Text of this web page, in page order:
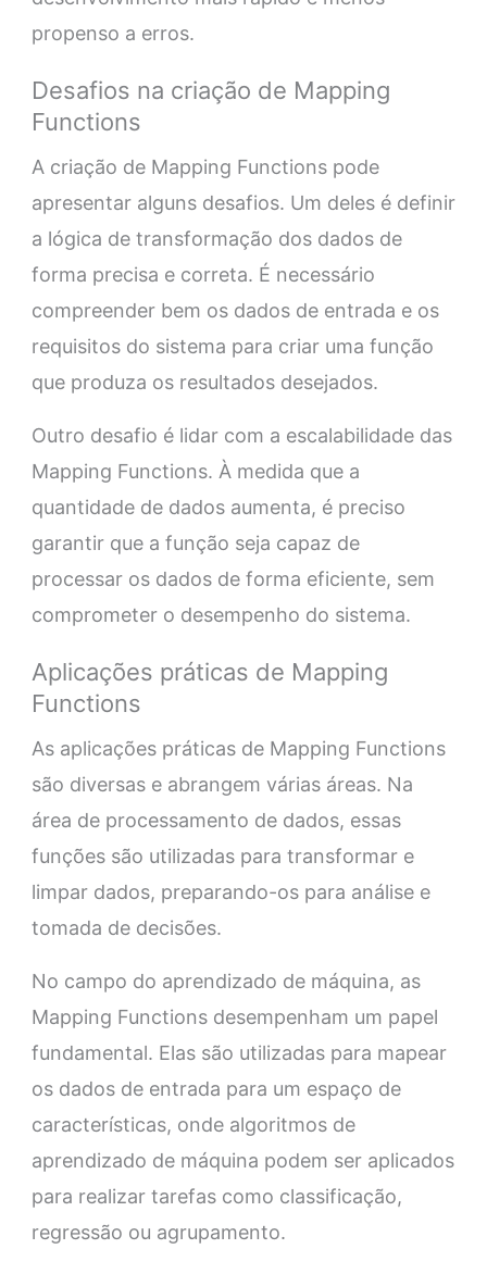
propenso a erros.
Desafios na criação de Mapping
Functions
A criação de Mapping Functions pode
apresentar alguns desafios. Um deles é definir
a lógica de transformação dos dados de
forma precisa e correta. É necessário
compreender bem os dados de entrada e os
requisitos do sistema para criar uma função
que produza os resultados desejados.
Outro desafio é lidar com a escalabilidade das
Mapping Functions. À medida que a
quantidade de dados aumenta, é preciso
garantir que a função seja capaz de
processar os dados de forma eficiente, sem
comprometer o desempenho do sistema.
Aplicações práticas de Mapping
Functions
As aplicações práticas de Mapping Functions
são diversas e abrangem várias áreas. Na
área de processamento de dados, essas
funções são utilizadas para transformar e
limpar dados, preparando-os para análise e
tomada de decisões.
No campo do aprendizado de máquina, as
Mapping Functions desempenham um papel
fundamental. Elas são utilizadas para mapear
os dados de entrada para um espaço de
características, onde algoritmos de
aprendizado de máquina podem ser aplicados
para realizar tarefas como classificação,
regressão ou agrupamento.